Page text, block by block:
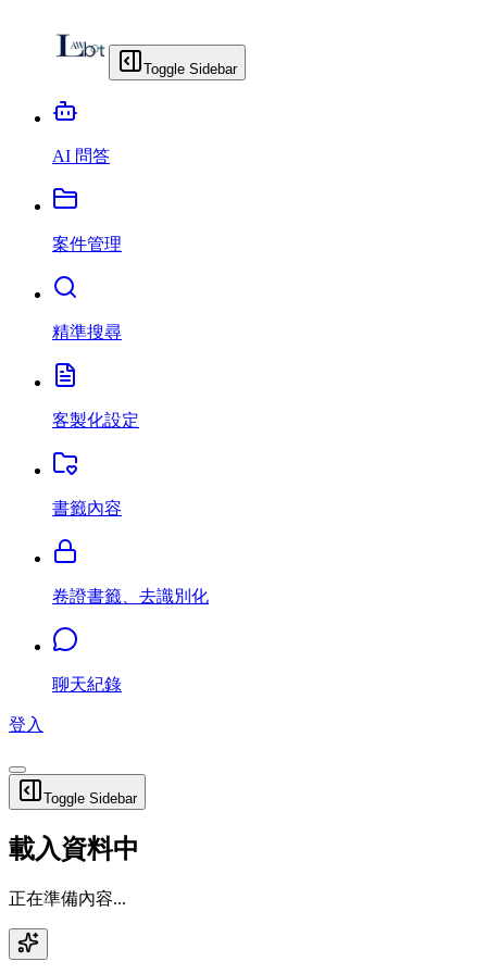
Toggle Sidebar
AI 問答
案件管理
精準搜尋
客製化設定
書籤內容
卷證書籤、去識別化
聊天紀錄
登入
Toggle Sidebar
載入資料中
正在準備內容...